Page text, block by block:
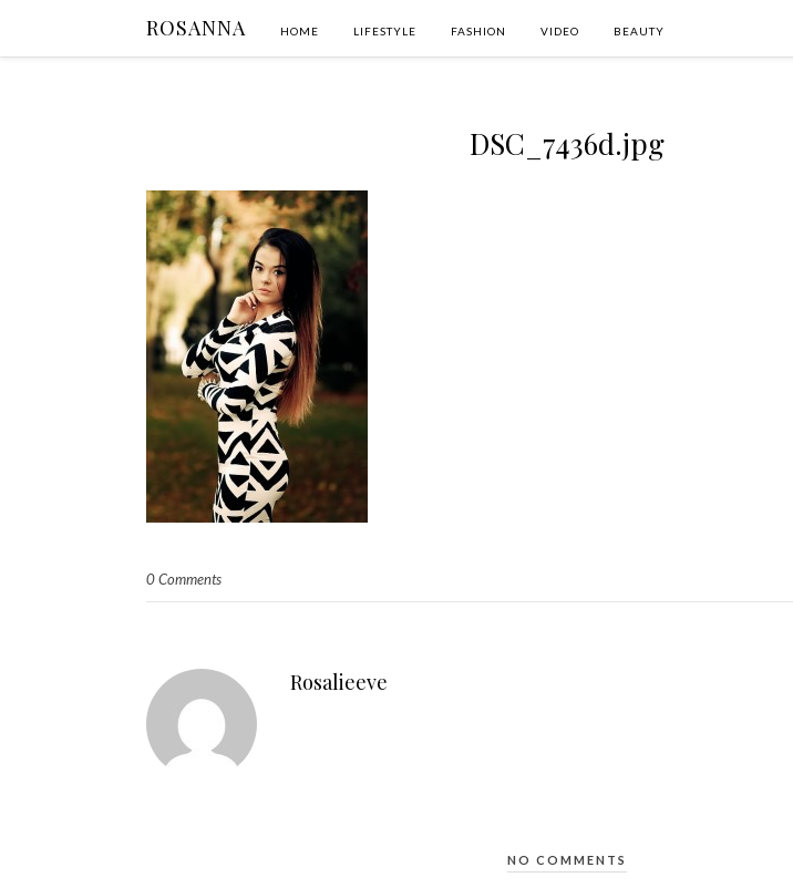
ROSANNA HOME LIFESTYLE FASHION VIDEO BEAUTY
DSC_7436d.jpg
0 Comments
Rosalieeve
NO COMMENTS